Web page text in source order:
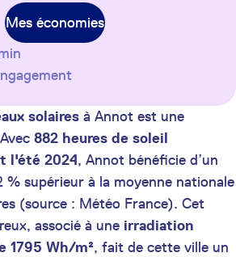
Mes économies
solaires à Annot est une
882 heures de soleil
l'été 2024, Annot bénéficie d’un
% supérieur à la moyenne nationale
(source : Météo France). Cet
associé à une irradiation
1795 Wh/m², fait de cette ville un